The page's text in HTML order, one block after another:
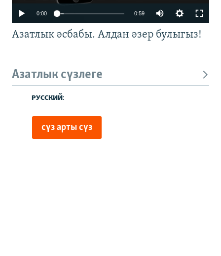
0:00 0:59
Азатлык әсбабы. Алдан әзер булыгыз!
Азатлык сүзлеге